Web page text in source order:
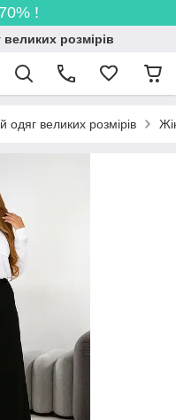
!
великих розмірів
одяг великих розмірів